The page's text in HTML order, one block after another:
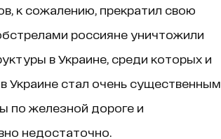
к сожалению, прекратил свою
россияне уничтожили
в Украине, среди которых и
стал очень существенным,
по железной дороге и
недостаточно.